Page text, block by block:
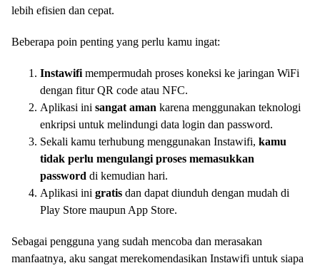
lebih efisien dan cepat.
Beberapa poin penting yang perlu kamu ingat:
Instawifi mempermudah proses koneksi ke jaringan WiFi
dengan fitur QR code atau NFC.
Aplikasi ini sangat aman karena menggunakan teknologi
enkripsi untuk melindungi data login dan password.
Sekali kamu terhubung menggunakan Instawifi, kamu
tidak perlu mengulangi proses memasukkan
password di kemudian hari.
Aplikasi ini gratis dan dapat diunduh dengan mudah di
Play Store maupun App Store.
Sebagai pengguna yang sudah mencoba dan merasakan
manfaatnya, aku sangat merekomendasikan Instawifi untuk siapa